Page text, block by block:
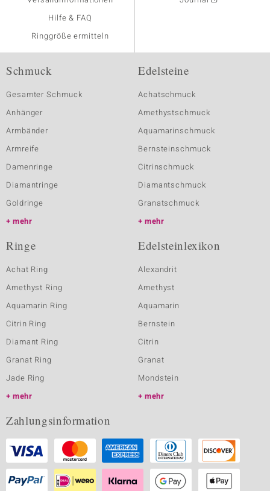
Hilfe & FAQ
Ringgröße ermitteln
Schmuck
Gesamter Schmuck
Anhänger
Armbänder
Armreife
Damenringe
Diamantringe
Goldringe
mehr
Edelsteine
Achatschmuck
Amethystschmuck
Aquamarinschmuck
Bernsteinschmuck
Citrinschmuck
Diamantschmuck
Granatschmuck
mehr
Ringe
Achat Ring
Amethyst Ring
Aquamarin Ring
Citrin Ring
Diamant Ring
Granat Ring
Jade Ring
mehr
Edelsteinlexikon
Alexandrit
Amethyst
Aquamarin
Bernstein
Citrin
Granat
Mondstein
mehr
Zahlungsinformation